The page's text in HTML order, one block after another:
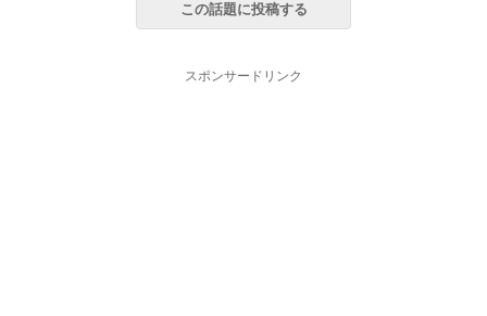
この話題に投稿する
スポンサードリンク